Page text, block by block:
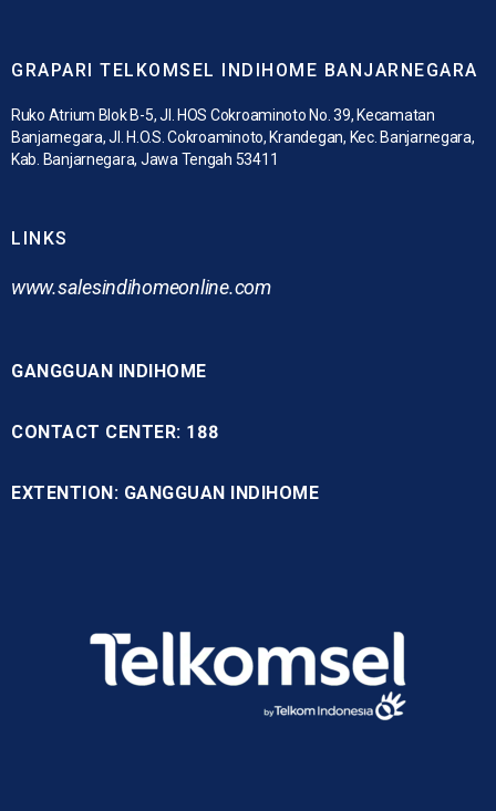
GRAPARI TELKOMSEL INDIHOME BANJARNEGARA
Ruko Atrium Blok B-5, Jl. HOS Cokroaminoto No. 39, Kecamatan
Banjarnegara, Jl. H.O.S. Cokroaminoto, Krandegan, Kec. Banjarnegara,
Kab. Banjarnegara, Jawa Tengah 53411
LINKS
www.salesindihomeonline.com
GANGGUAN INDIHOME
CONTACT CENTER: 188
EXTENTION: GANGGUAN INDIHOME